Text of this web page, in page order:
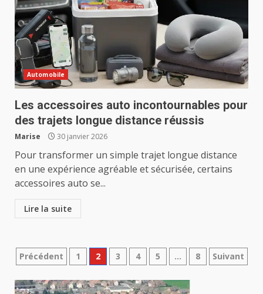
Automobile
Les accessoires auto incontournables pour
des trajets longue distance réussis
Marise 30 janvier 2026
Pour transformer un simple trajet longue distance
en une expérience agréable et sécurisée, certains
accessoires auto se...
Lire la suite
Pagination
des
Précédent 1 2 3 4 5 … 8 Suivant